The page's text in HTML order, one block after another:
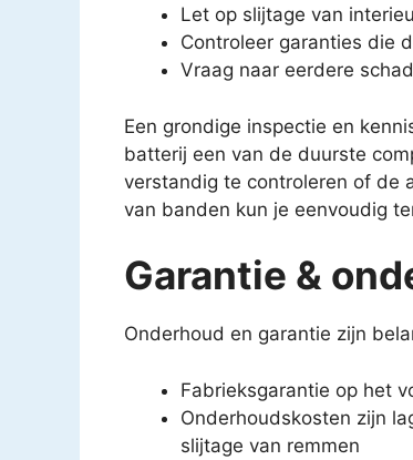
Let op slijtage van
Controleer garanties die
Vraag naar eerdere
Een grondige inspectie en
batterij een van de duurste
verstandig te controleren of de
van banden kun je eenvoudig
Garantie &
Onderhoud en garantie zijn
Fabrieksgarantie op het
Onderhoudskosten zijn
slijtage van remmen